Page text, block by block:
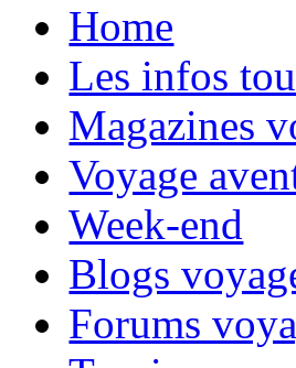
Home
Les infos
Magazines
Voyage
Week-end
Blogs
Forums